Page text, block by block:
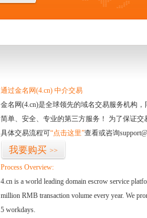
通过金名网(4.cn) 中介交易
金名网(4.cn)是全球领先的域名交易服务机构
简单、安全、专业的第三方服务！ 为了保证
具体交易流程可“点击这里”查看或咨询
我要购买 >>
Process Overview:
4.cn is a world leading domain escrow service
million RMB transaction volume every year. We
5 workdays.